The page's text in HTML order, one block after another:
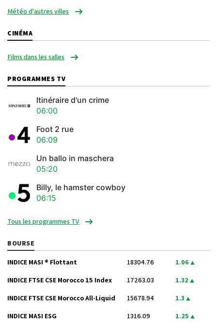
Météo d'autres villes
CINÉMA
Films dans les salles
PROGRAMMES TV
Itinéraire d'un crime
06:00
Foot 2 rue
06:09
Un ballo in maschera
05:20
Billy, le hamster cowboy
06:15
Tous les programmes TV
BOURSE
INDICE MASI ® Flottant 18304.76 1.06
INDICE FTSE CSE Morocco 15 Index 17263.03 1.32
INDICE FTSE CSE Morocco All-Liquid 15678.94 1.3
INDICE MASI ESG 1316.09 1.25